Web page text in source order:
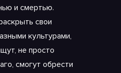
и смертью.
свои
культурами,
не просто
смогут обрести